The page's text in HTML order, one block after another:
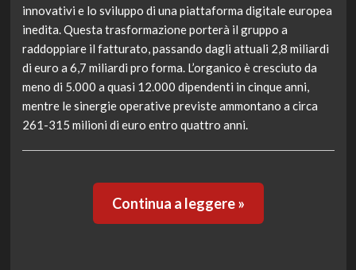
innovativi e lo sviluppo di una piattaforma digitale europea
inedita. Questa trasformazione porterà il gruppo a
raddoppiare il fatturato, passando dagli attuali 2,8 miliardi
di euro a 6,7 miliardi pro forma. L’organico è cresciuto da
meno di 5.000 a quasi 12.000 dipendenti in cinque anni,
mentre le sinergie operative previste ammontano a circa
261-315 milioni di euro entro quattro anni.
Continua a leggere »